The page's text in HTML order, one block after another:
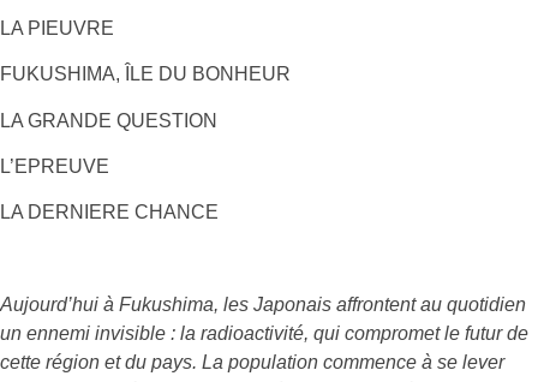
LA PIEUVRE
FUKUSHIMA, ÎLE DU BONHEUR
LA GRANDE QUESTION
L’EPREUVE
LA DERNIERE CHANCE
Aujourd’hui à Fukushima, les Japonais affrontent au quotidien
un ennemi invisible : la radioactivité, qui compromet le futur de
cette région et du pays. La population commence à se lever